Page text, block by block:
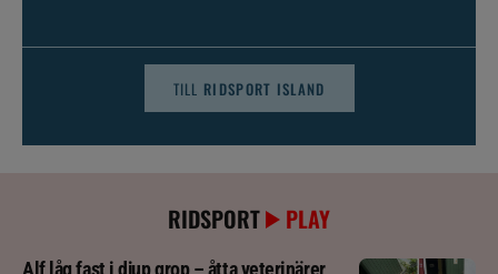
TILL RIDSPORT ISLAND
RIDSPORT PLAY
Alf låg fast i djup grop – åtta veterinärer